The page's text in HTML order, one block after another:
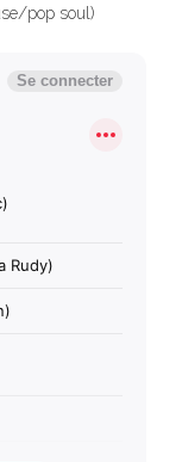
pop soul)